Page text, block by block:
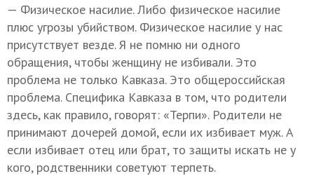
— Физическое насилие. Либо физическое насилие
плюс угрозы убийством. Физическое насилие у нас
присутствует везде. Я не помню ни одного
обращения, чтобы женщину не избивали. Это
проблема не только Кавказа. Это общероссийская
проблема. Специфика Кавказа в том, что родители
здесь, как правило, говорят: «Терпи». Родители не
принимают дочерей домой, если их избивает муж. А
если избивает отец или брат, то защиты искать не у
кого, родственники советуют терпеть.